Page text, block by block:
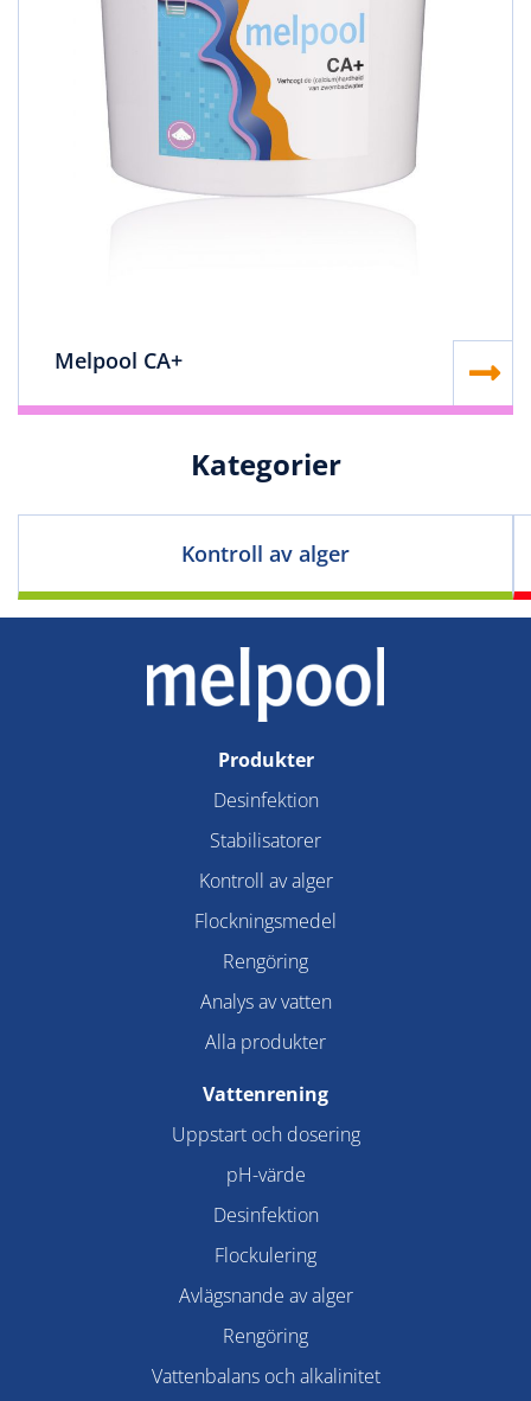
Melpool CA+
Kategorier
Kontroll av alger
Produkter
Desinfektion
Stabilisatorer
Kontroll av alger
Flockningsmedel
Rengöring
Analys av vatten
Alla produkter
Vattenrening
Uppstart och dosering
pH-värde
Desinfektion
Flockulering
Avlägsnande av alger
Rengöring
Vattenbalans och alkalinitet